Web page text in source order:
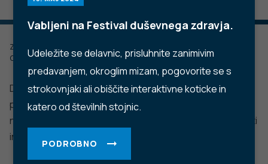
Vabljeni na Festival duševnega zdravja.
Udeležite se delavnic, prisluhnite zanimivim
predavanjem, okroglim mizam, pogovorite se s
strokovnjaki ali obiščite interaktivne koticke in
katero od številnih stojnic.
PODROBNO
Zadnje posodobljeno: 06.12.2022
Objavljeno: 27.01.2017
Debelost je v razvitem svetu najpogostejša kronična
presnovna bolezen in predstavlja za kajenjem drugi
najpomembnejši preprečljivi vzrok povečane obolevnosti
in umrljivosti.